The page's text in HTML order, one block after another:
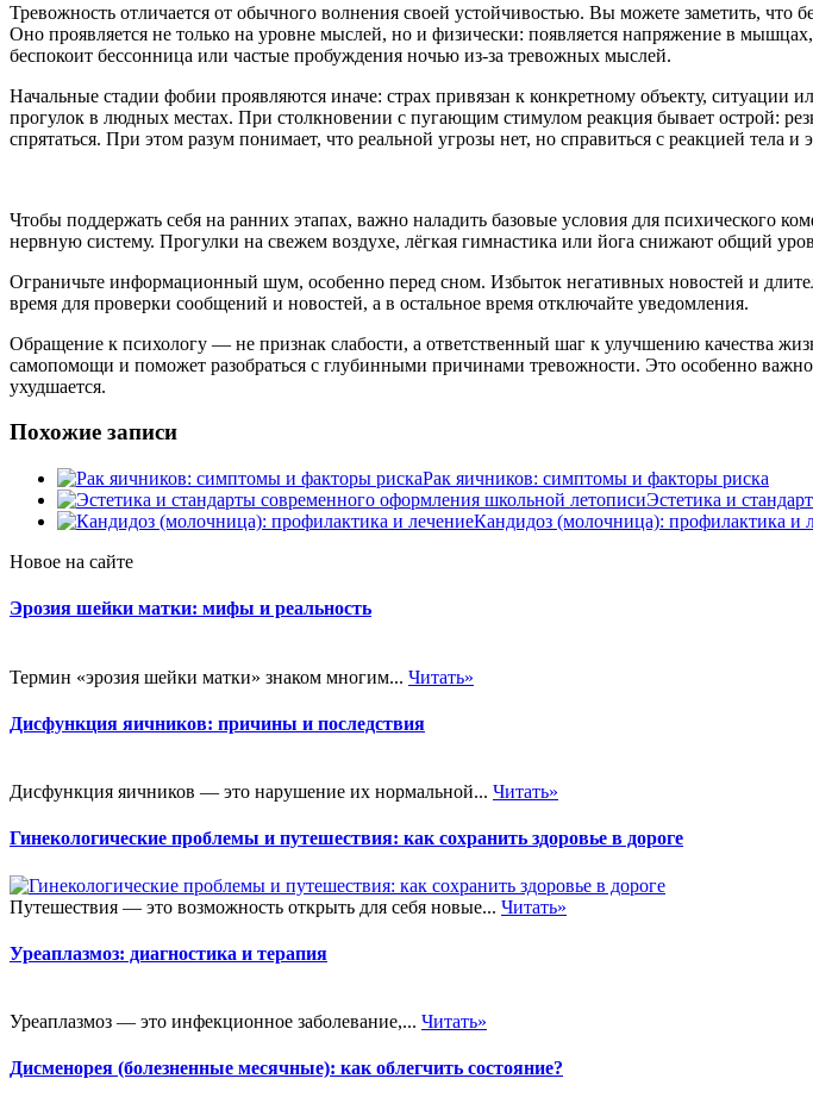
Тревожность отличается от обычного волнения своей устойчивостью. Вы можете заметить, что
Оно проявляется не только на уровне мыслей, но и физически: появляется напряжение в
беспокоит бессонница или частые пробуждения ночью из-за тревожных мыслей.
Начальные стадии фобии проявляются иначе: страх привязан к конкретному объекту,
прогулок в людных местах. При столкновении с пугающим стимулом реакция бывает острой:
спрятаться. При этом разум понимает, что реальной угрозы нет, но справиться с реакцией тела и
Чтобы поддержать себя на ранних этапах, важно наладить базовые условия для психического
нервную систему. Прогулки на свежем воздухе, лёгкая гимнастика или йога снижают общий
Ограничьте информационный шум, особенно перед сном. Избыток негативных новостей и
время для проверки сообщений и новостей, а в остальное время отключайте уведомления.
Обращение к психологу — не признак слабости, а ответственный шаг к улучшению качества
самопомощи и поможет разобраться с глубинными причинами тревожности. Это особенно
ухудшается.
Похожие записи
Рак яичников: симптомы и факторы риска
Эстетика и
Кандидоз (молочница): профилактика и
Новое на сайте
Эрозия шейки матки: мифы и реальность
Термин «эрозия шейки матки» знаком многим... Читать»
Дисфункция яичников: причины и последствия
Дисфункция яичников — это нарушение их нормальной... Читать»
Гинекологические проблемы и путешествия: как сохранить здоровье в дороге
Путешествия — это возможность открыть для себя новые... Читать»
Уреаплазмоз: диагностика и терапия
Уреаплазмоз — это инфекционное заболевание,... Читать»
Дисменорея (болезненные месячные): как облегчить состояние?